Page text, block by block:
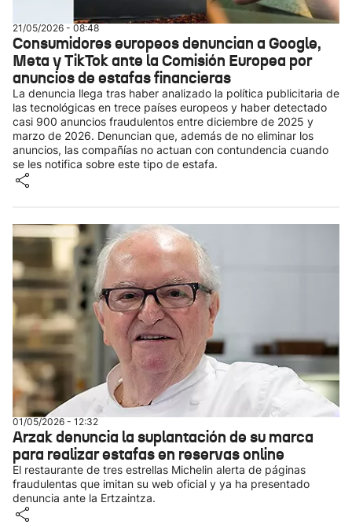
21/05/2026 - 08:48
Consumidores europeos denuncian a Google,
Meta y TikTok ante la Comisión Europea por
anuncios de estafas financieras
La denuncia llega tras haber analizado la política publicitaria de
las tecnológicas en trece países europeos y haber detectado
casi 900 anuncios fraudulentos entre diciembre de 2025 y
marzo de 2026. Denuncian que, además de no eliminar los
anuncios, las compañías no actuan con contundencia cuando
se les notifica sobre este tipo de estafa.
01/05/2026 - 12:32
Arzak denuncia la suplantación de su marca
para realizar estafas en reservas online
El restaurante de tres estrellas Michelin alerta de páginas
fraudulentas que imitan su web oficial y ya ha presentado
denuncia ante la Ertzaintza.